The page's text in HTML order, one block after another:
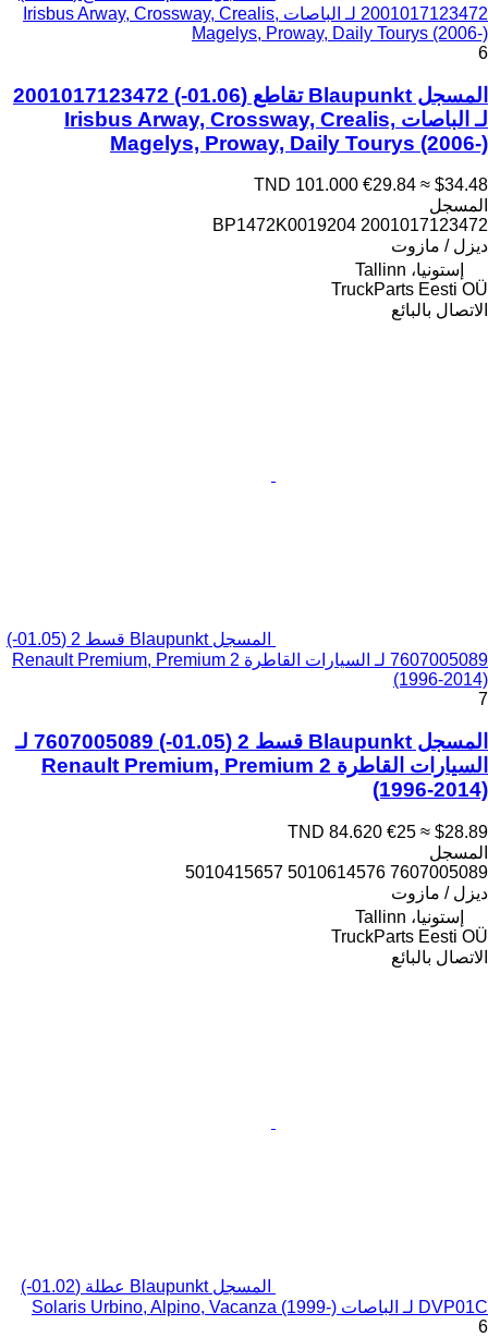
2001017123472 لـ الباصات Irisbus Arway, Crossway, Crealis,
Magelys, Proway, Daily Tourys (2006-)
6
المسجل Blaupunkt تقاطع (01.06-) 2001017123472
لـ الباصات Irisbus Arway, Crossway, Crealis,
Magelys, Proway, Daily Tourys (2006-)
TND 101.000 €29.84 ≈ $34.48
المسجل
2001017123472 BP1472K0019204
ديزل / مازوت
إستونيا، Tallinn
TruckParts Eesti OÜ
الاتصال بالبائع
المسجل Blaupunkt قسط 2 (01.05-)
7607005089 لـ السيارات القاطرة Renault Premium, Premium 2
(1996-2014)
7
المسجل Blaupunkt قسط 2 (01.05-) 7607005089 لـ
السيارات القاطرة Renault Premium, Premium 2
(1996-2014)
TND 84.620 €25 ≈ $28.89
المسجل
7607005089 5010614576 5010415657
ديزل / مازوت
إستونيا، Tallinn
TruckParts Eesti OÜ
الاتصال بالبائع
المسجل Blaupunkt عطلة (01.02-)
DVP01C لـ الباصات Solaris Urbino, Alpino, Vacanza (1999-)
6